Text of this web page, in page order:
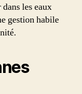
les eaux
gestion habile